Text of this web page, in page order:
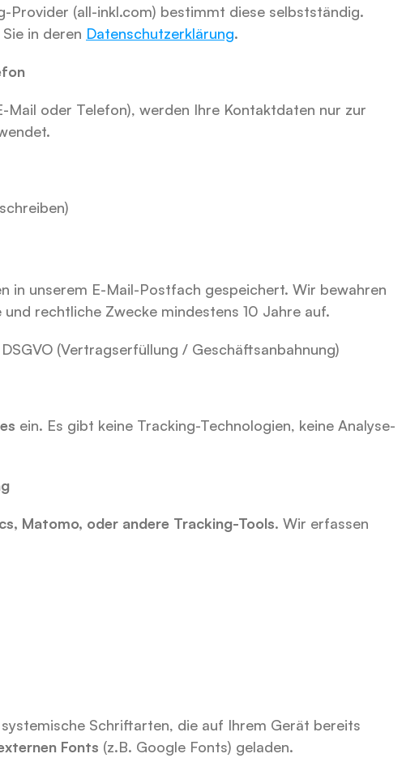
Provider (all-inkl.com) bestimmt diese selbstständig.
in deren Datenschutzerklärung.
Mail oder Telefon), werden Ihre Kontaktdaten nur zur
in unserem E-Mail-Postfach gespeichert. Wir bewahren
rechtliche Zwecke mindestens 10 Jahre auf.
(Vertragserfüllung / Geschäftsanbahnung)
ein. Es gibt keine Tracking-Technologien, keine Analyse-
Matomo, oder andere Tracking-Tools. Wir erfassen
Schriftarten, die auf Ihrem Gerät bereits
Fonts (z.B. Google Fonts) geladen.